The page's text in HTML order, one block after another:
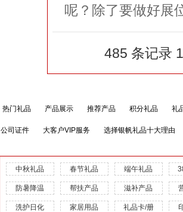
呢？除了要做好展
485 条记录
热门礼品 产品展示 推荐产品 积分礼品 礼
公司证件 大客户VIP服务 选择银帆礼品十大理由
中秋礼品 春节礼品 端午礼品
防暑降温 帮扶产品 滋补产品
洗护日化 家居用品 礼品卡/册